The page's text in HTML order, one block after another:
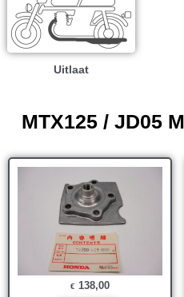
Uitlaat
MTX125 / JD05
€ 138,00